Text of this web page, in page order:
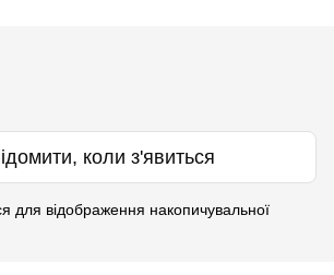
коли з'явиться
для відображення накопичувальної